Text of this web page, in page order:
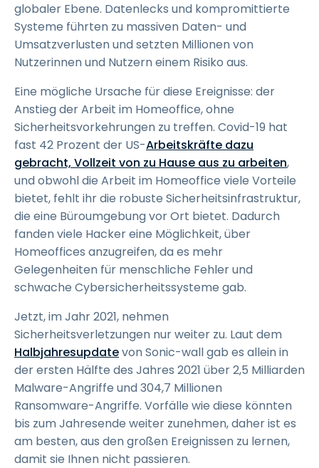
globaler Ebene. Datenlecks und kompromittierte
Systeme führten zu massiven Daten- und
Umsatzverlusten und setzten Millionen von
Nutzerinnen und Nutzern einem Risiko aus.
Eine mögliche Ursache für diese Ereignisse: der
Anstieg der Arbeit im Homeoffice, ohne
Sicherheitsvorkehrungen zu treffen. Covid-19 hat
fast 42 Prozent der US-Arbeitskräfte dazu
gebracht, Vollzeit von zu Hause aus zu arbeiten,
und obwohl die Arbeit im Homeoffice viele Vorteile
bietet, fehlt ihr die robuste Sicherheitsinfrastruktur,
die eine Büroumgebung vor Ort bietet. Dadurch
fanden viele Hacker eine Möglichkeit, über
Homeoffices anzugreifen, da es mehr
Gelegenheiten für menschliche Fehler und
schwache Cybersicherheitssysteme gab.
Jetzt, im Jahr 2021, nehmen
Sicherheitsverletzungen nur weiter zu. Laut dem
Halbjahresupdatevon Sonic-wall gab es allein in
der ersten Hälfte des Jahres 2021 über 2,5 Milliarden
Malware-Angriffe und 304,7 Millionen
Ransomware-Angriffe. Vorfälle wie diese könnten
bis zum Jahresende weiter zunehmen, daher ist es
am besten, aus den großen Ereignissen zu lernen,
damit sie Ihnen nicht passieren.